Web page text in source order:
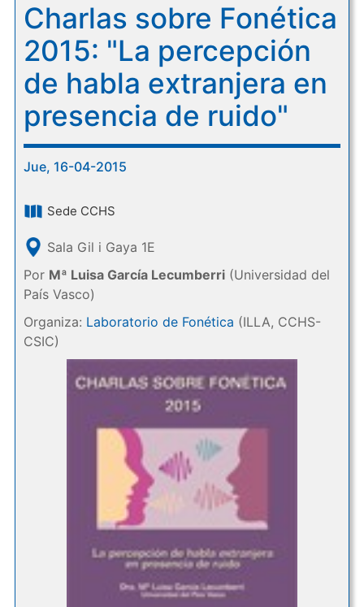
Charlas sobre Fonética
2015: "La percepción
de habla extranjera en
presencia de ruido"
Jue, 16-04-2015
Sede CCHS
Sala Gil i Gaya 1E
Por Mª Luisa García Lecumberri(Universidad del
País Vasco)
Organiza: Laboratorio de Fonética (ILLA, CCHS-
CSIC)